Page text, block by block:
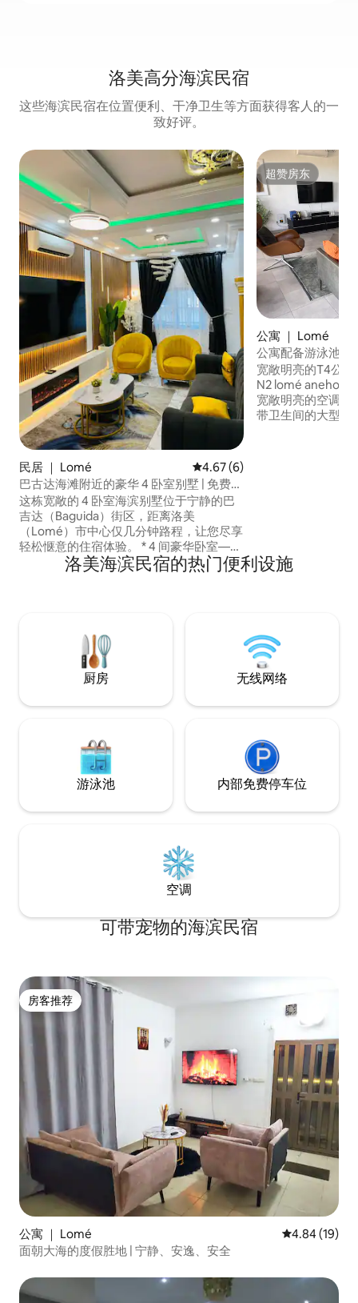
洛美高分海滨民宿
这些海滨民宿在位置便利、干净卫生等方面获得客人的一
致好评。
民居 ｜ Lomé 平均评分 4.67 分（满分 5 分）
4.67 (6)
巴古达海滩附近的豪华 4 卧室别墅 | 免费无
线网络
这栋宽敞的 4 卧室海滨别墅位于宁静的巴
吉达（Baguida）街区，距离洛美
（Lomé）市中心仅几分钟路程，让您尽享
轻松惬意的住宿体验。 * 4 间豪华卧室——
非常适合家庭、朋友团体或时尚度假者入
餐厅、商场、市中心和国际机场。
超赞房东
超赞房东
公寓 ｜ Lomé
公寓配备游泳池/
宽敞明亮的T4公
N2 lomé aneho国
宽敞明亮的空调客
带卫生间的大型空调房 -设备齐
洛美海滨民宿的热门便利设施
厨房 无线网络
游泳池 内部免费停车位
空调
可带宠物的海滨民宿
房客推荐
房客推荐
公寓 ｜ Lomé 平均评分
4.84 (19)
面朝大海的度假胜地 | 宁静、安逸、安全